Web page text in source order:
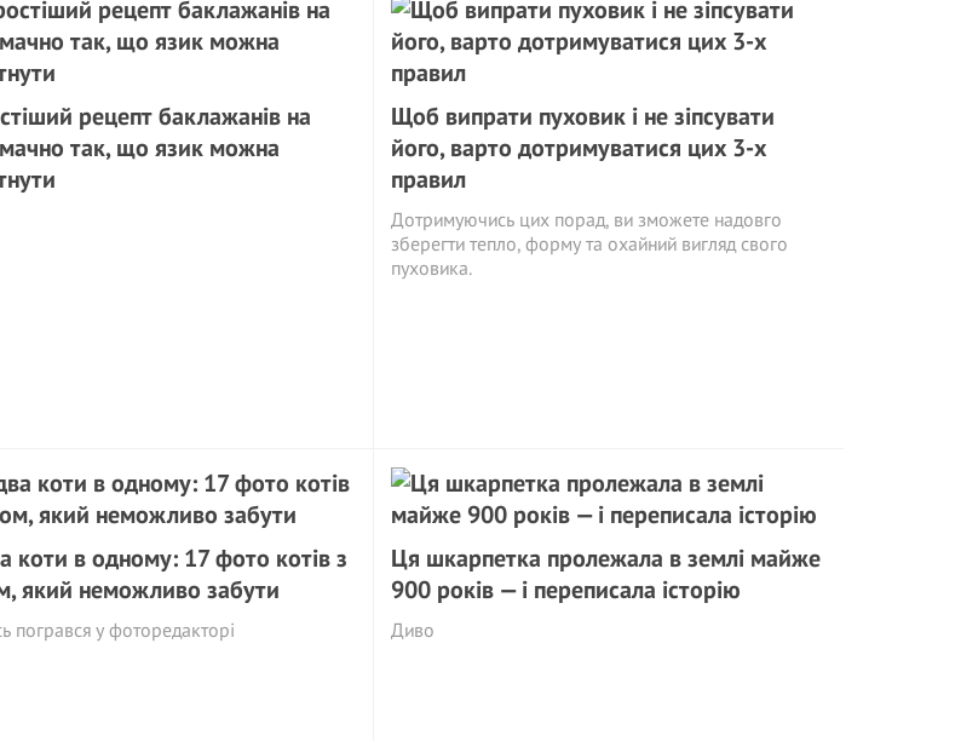
рецепт баклажанів на
так, що язик можна
Щоб випрати пуховик і не зіпсувати
його, варто дотримуватися цих 3-х
правил
Дотримуючись цих порад, ви зможете надовго
зберегти тепло, форму та охайний вигляд свого
пуховика.
коти в одному: 17 фото котів з
який неможливо забути
погрався у фоторедакторі
Ця шкарпетка пролежала в землі майже
900 років — і переписала історію
Диво